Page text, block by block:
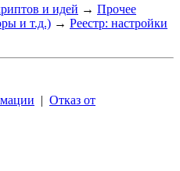
и идей → Прочее
и т.д.) → Реестр: настройки
| Отказ от